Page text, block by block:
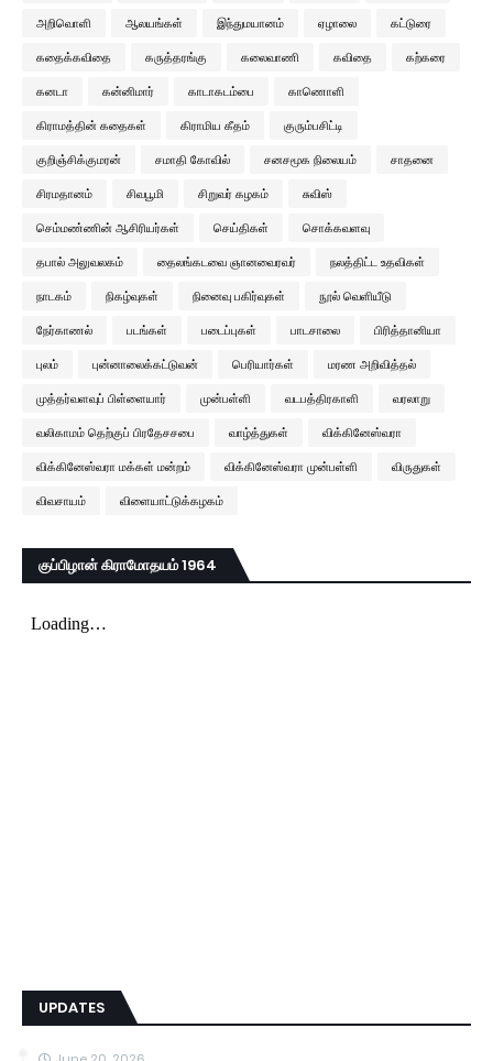
அறிவொளி
ஆலயங்கள் இந்துமயானம் ஏழாலை
கட்டுரை
கதைக்கவிதை
கருத்தரங்கு கலைவாணி கவிதை
கற்கரை
கனடா
கன்னிமார் காடாகடம்பை
காணொளி
கிராமத்தின் கதைகள்
கிராமிய கீதம்
குரும்பசிட்டி
குறிஞ்சிக்குமரன்
சமாதி கோவில் சனசமூக நிலையம்
சாதனை
சிரமதானம்
சிவபூமி சிறுவர் கழகம்
சுவிஸ்
செம்மண்ணின் ஆசிரியர்கள்
செய்திகள்
சொக்கவளவு
தபால் அலுவலகம்
தைலங்கடவை ஞானவைரவர்
நலத்திட்ட உதவிகள்
நாடகம்
நிகழ்வுகள் நினைவு பகிர்வுகள்
நூல் வெளியீடு
நேர்காணல்
படங்கள் படைப்புகள் பாடசாலை
பிரித்தானியா
புலம்
புன்னாலைக்கட்டுவன் பெரியார்கள்
மரண அறிவித்தல்
முத்தர்வளவுப் பிள்ளையார்
முன்பள்ளி வடபத்திரகாளி
வரலாறு
வலிகாமம் தெற்குப் பிரதேசசபை
வாழ்த்துகள்
விக்கினேஸ்வரா
விக்கினேஸ்வரா மக்கள் மன்றம்
விக்கினேஸ்வரா முன்பள்ளி
விருதுகள்
விவசாயம்
விளையாட்டுக்கழகம்
குப்பிழான் கிராமோதயம் 1964
UPDATES